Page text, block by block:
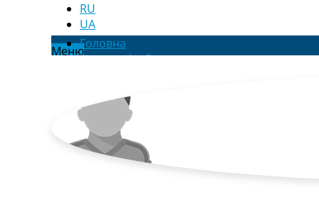
RU
UA
МенюГоловна
Новини футболу
Футбольні трансфери
Останні коментарі
Конкурс прогнозів
Логін
Рейтінги